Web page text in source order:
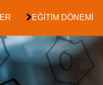
EĞİTİM DÖNEMİ